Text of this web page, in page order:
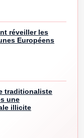
réveiller les
Européens
traditionaliste
une
illicite